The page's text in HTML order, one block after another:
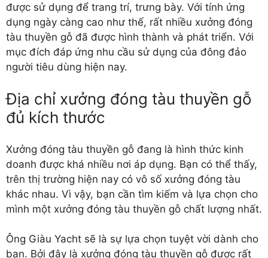
được sử dụng để trang trí, trưng bày. Với tính ứng
dụng ngày càng cao như thế, rất nhiều xưởng đóng
tàu thuyền gỗ đã được hình thành và phát triển. Với
mục đích đáp ứng nhu cầu sử dụng của đông đảo
người tiêu dùng hiện nay.
Địa chỉ xưởng đóng tàu thuyền gỗ
đủ kích thước
Xưởng đóng tàu thuyền gỗ đang là hình thức kinh
doanh được khá nhiều nơi áp dụng. Bạn có thể thấy,
trên thị trường hiện nay có vô số xưởng đóng tàu
khác nhau. Vì vậy, bạn cần tìm kiếm và lựa chọn cho
mình một xưởng đóng tàu thuyền gỗ chất lượng nhất.
Ông Giàu Yacht sẽ là sự lựa chọn tuyệt vời dành cho
bạn. Bởi đây là xưởng đóng tàu thuyền gỗ được rất